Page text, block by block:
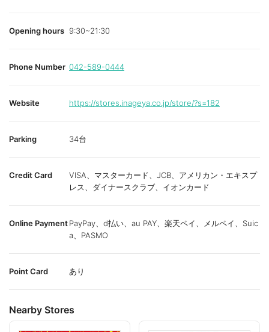
Opening hours 9:30~21:30
Phone Number 042-589-0444
Website https://stores.inageya.co.jp/store/?s=182
Parking 34台
Credit Card
VISA、マスターカード、JCB、アメリカン・エキスプ
レス、ダイナースクラブ、イオンカード
Online PaymentPayPay、d払い、au PAY、楽天ペイ、メルペイ、Suic
a、PASMO
Point Card あり
Nearby Stores